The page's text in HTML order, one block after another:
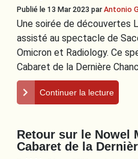
Publié le 13 Mar 2023 parAntonio
Une soirée de découvertes
assisté au spectacle de
Omicron et Radiology. Ce
Cabaret de la Dernière
Continuer la lecture
Retour sur le Nowel
Cabaret de la